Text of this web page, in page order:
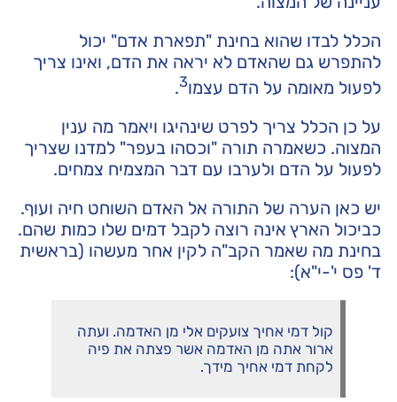
הכלל לבדו שהוא בחינת "תפארת אדם" יכול
להתפרש גם שהאדם לא יראה את הדם, ואינו צריך
לפעול מאומה על הדם עצמו3
.
על כן הכלל צריך לפרט שינהיגו ויאמר מה ענין
המצוה. כשאמרה תורה "וכסהו בעפר" למדנו שצריך
לפעול על הדם ולערבו עם דבר המצמיח צמחים.
יש כאן הערה של התורה אל האדם השוחט חיה ועוף.
כביכול הארץ אינה רוצה לקבל דמים שלו כמות שהם.
בחינת מה שאמר הקב"ה לקין אחר מעשהו (בראשית
ד' פס י'-י"א):
קול דמי אחיך צועקים אלי מן האדמה. ועתה
ארור אתה מן האדמה אשר פצתה את פיה
לקחת דמי אחיך מידך.